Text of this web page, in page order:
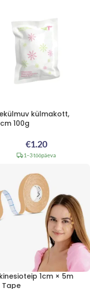
külmakott,
100g
€1.20
1–3 tööpäeva
1cm × 5m
Tape